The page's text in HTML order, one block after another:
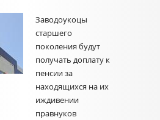
Заводоукоцы
старшего
поколения будут
получать доплату к
пенсии за
находящихся на их
иждивении
правнуков